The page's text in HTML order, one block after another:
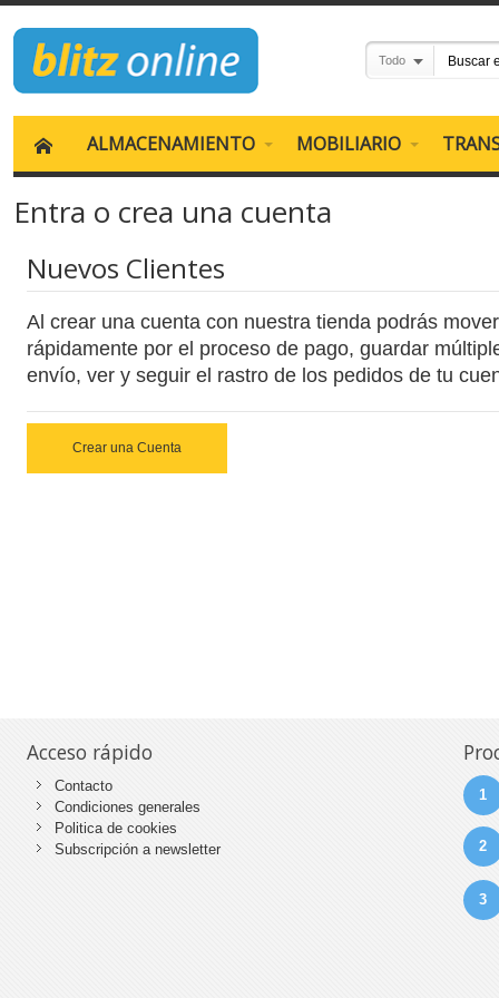
Todo
ALMACENAMIENTO MOBILIARIO
Entra o crea una cuenta
Nuevos Clientes
Al crear una cuenta con nuestra tienda podrás
rápidamente por el proceso de pago, guardar
envío, ver y seguir el rastro de los pedidos de tu
Crear una Cuenta
Acceso rápido
Contacto
Condiciones generales
Politica de cookies
Subscripción a newsletter
1
2
3